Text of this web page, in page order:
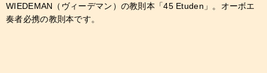
WIEDEMAN（ヴィーデマン）の教則本「45 Etuden」。オーボエ
奏者必携の教則本です。